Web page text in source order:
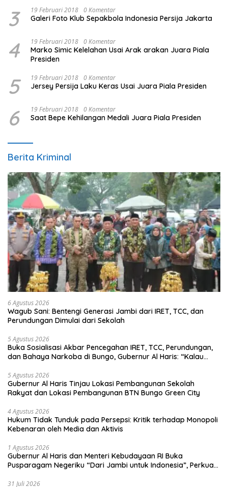
3 19 Februari 2018 0 Komentar
Galeri Foto Klub Sepakbola Indonesia Persija Jakarta
4 19 Februari 2018 0 Komentar
Marko Simic Kelelahan Usai Arak arakan Juara Piala
Presiden
5 19 Februari 2018 0 Komentar
Jersey Persija Laku Keras Usai Juara Piala Presiden
6 19 Februari 2018 0 Komentar
Saat Bepe Kehilangan Medali Juara Piala Presiden
Berita Kriminal
6 Agustus 2026
Wagub Sani: Bentengi Generasi Jambi dari IRET, TCC, dan
Perundungan Dimulai dari Sekolah
5 Agustus 2026
Buka Sosialisasi Akbar Pencegahan IRET, TCC, Perundungan,
dan Bahaya Narkoba di Bungo, Gubernur Al Haris: “Kalau
tangan”
5 Agustus 2026
Gubernur Al Haris Tinjau Lokasi Pembangunan Sekolah
Rakyat dan Lokasi Pembangunan BTN Bungo Green City
4 Agustus 2026
Hukum Tidak Tunduk pada Persepsi: Kritik terhadap Monopoli
Kebenaran oleh Media dan Aktivis
1 Agustus 2026
Gubernur Al Haris dan Menteri Kebudayaan RI Buka
Pusparagam Negeriku “Dari Jambi untuk Indonesia”, Perkuat
31 Juli 2026